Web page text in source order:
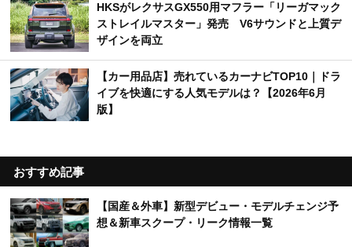
HKSがレクサスGX550用マフラー「リーガマック
ストレイルマスター」発売 V6サウンドと上質デ
ザインを両立
【カー用品店】売れているカーナビTOP10｜ドラ
イブを快適にする人気モデルは？【2026年6月
版】
おすすめ記事
【国産＆外車】新型デビュー・モデルチェンジ予
想＆新車スクープ・リーク情報一覧